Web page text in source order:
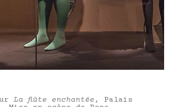
La flûte enchantée , Palais